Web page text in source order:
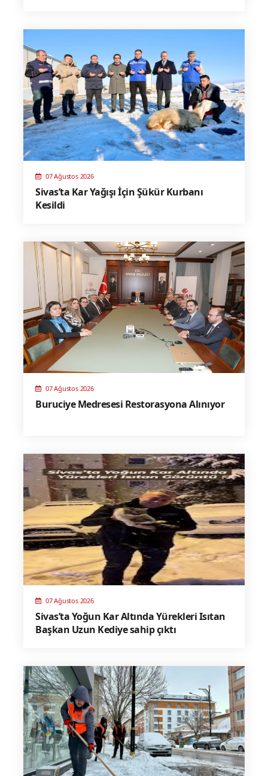
07 Ağustos 2026
Sivas’ta Kar Yağışı İçin Şükür Kurbanı
Kesildi
07 Ağustos 2026
Buruciye Medresesi Restorasyona Alınıyor
07 Ağustos 2026
Sivas’ta Yoğun Kar Altında Yürekleri Isıtan
Başkan Uzun Kediye sahip çıktı